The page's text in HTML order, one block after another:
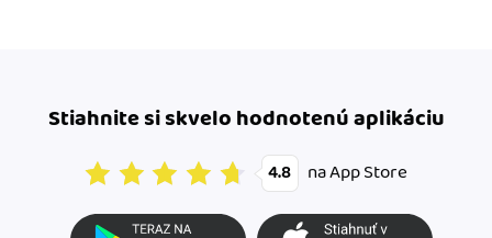
Stiahnite si skvelo hodnotenú aplikáciu
4.8 na App Store